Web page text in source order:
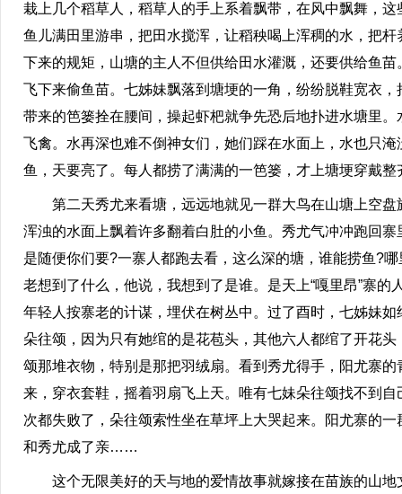
栽上几个稻草人，稻草人的手上系着飘带，在风中飘舞，
鱼儿满田里游串，把田水搅浑，让稻秧喝上浑稠的水，把
下来的规矩，山塘的主人不但供给田水灌溉，还要供给鱼
飞下来偷鱼苗。七姊妹飘落到塘埂的一角，纷纷脱鞋宽衣
带来的笆篓拴在腰间，操起虾杷就争先恐后地扑进水塘里
飞禽。水再深也难不倒神女们，她们踩在水面上，水也只
鱼，天要亮了。每人都捞了满满的一笆篓，才上塘埂穿戴
第二天秀尤来看塘，远远地就见一群大鸟在山塘上空盘
浑浊的水面上飘着许多翻着白肚的小鱼。秀尤气冲冲跑回
是随便你们要?一寨人都跑去看，这么深的塘，谁能捞鱼?
老想到了什么，他说，我想到了是谁。是天上“嘎里昂”寨
年轻人按寨老的计谋，埋伏在树丛中。过了酉时，七姊妹
朵往颂，因为只有她绾的是花苞头，其他六人都绾了开花
颂那堆衣物，特别是那把羽绒扇。看到秀尤得手，阳尤寨
来，穿衣套鞋，摇着羽扇飞上天。唯有七妹朵往颂找不到
次都失败了，朵往颂索性坐在草坪上大哭起来。阳尤寨的
和秀尤成了亲……
这个无限美好的天与地的爱情故事就嫁接在苗族的山